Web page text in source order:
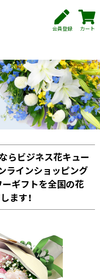
会員登録 カート
らビジネス花キュー
ラインショッピング
ーギフトを全国の花
ます！